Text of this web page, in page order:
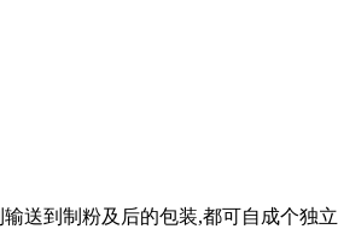
送到制粉及后的包装,都可自成个独